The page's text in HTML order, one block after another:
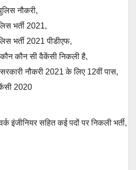
नौकरी,
भर्ती 2021,
भर्ती 2021 पीडीएफ,
कौन कौन सी वैकेंसी निकली है,
सरकारी नौकरी 2021 के लिए 12वीं पास,
2020